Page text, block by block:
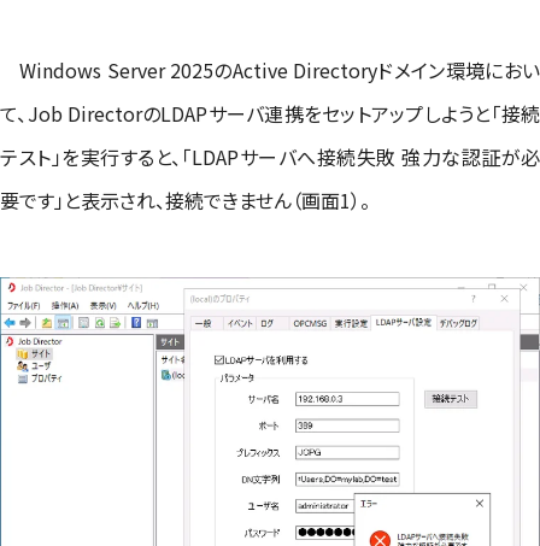
Windows Server 2025のActive Directoryドメイン環境におい
て、Job DirectorのLDAPサーバ連携をセットアップしようと「接続
テスト」を実行すると、「LDAPサーバへ接続失敗 強力な認証が必
要です」と表示され、接続できません（画面1）。